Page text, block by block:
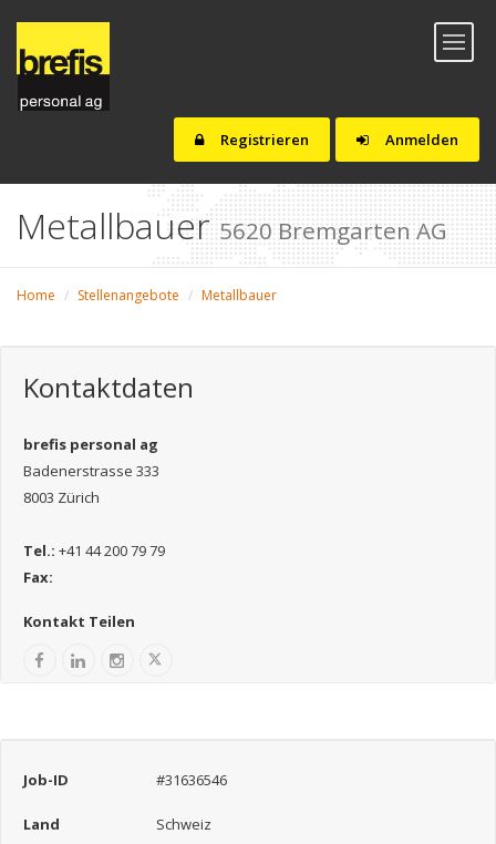
Anmelden
Registrieren
Toggle
Metallbauer5620 Bremgarten AG
Home Stellenangebote Metallbauer
Kontaktdaten
brefis personal ag
Badenerstrasse 333
8003 Zürich
Tel.: +41 44 200 79 79
Fax:
Kontakt Teilen
Job-ID #31636546
Land Schweiz